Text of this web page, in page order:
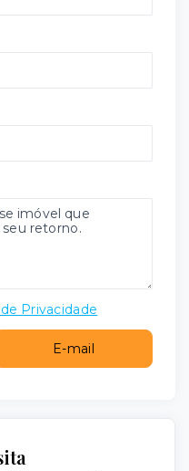
Privacidade
E-mail